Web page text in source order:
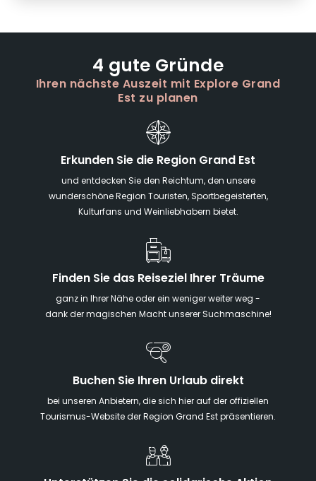
4 gute Gründe
Ihren nächste Auszeit mit Explore Grand
Est zu planen
Erkunden Sie die Region Grand Est
und entdecken Sie den Reichtum, den unsere
wunderschöne Region Touristen, Sportbegeisterten,
Kulturfans und Weinliebhabern bietet.
Finden Sie das Reiseziel Ihrer Träume
ganz in Ihrer Nähe oder ein weniger weiter weg -
dank der magischen Macht unserer Suchmaschine!
Buchen Sie Ihren Urlaub direkt
bei unseren Anbietern, die sich hier auf der offiziellen
Tourismus-Website der Region Grand Est präsentieren.